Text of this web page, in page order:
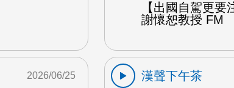
【出國自駕更
謝懷恕教授 FM
2026/06/25
漢聲下午茶